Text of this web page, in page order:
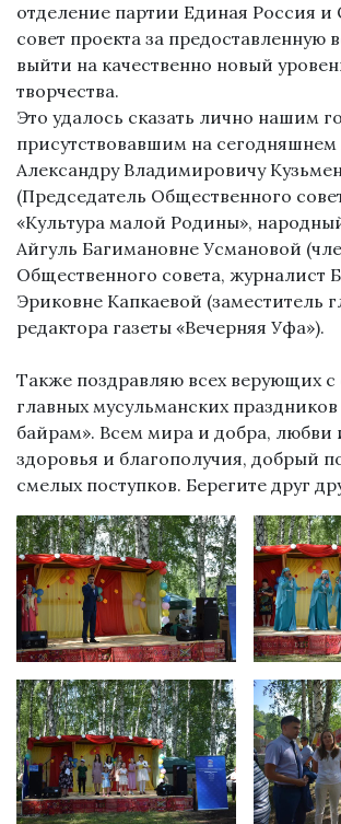
отделение партии Единая Россия
совет проекта за предоставленную
выйти на качественно новый
творчества.
Это удалось сказать лично нашим
присутствовавшим на
Александру Владимировичу
(Председатель Общественного
«Культура малой Родины»,
Айгуль Багимановне Усмановой
Общественного совета, журналист
Эриковне Капкаевой (заместитель
редактора газеты «Вечерняя Уфа»).
Также поздравляю всех верующих
главных мусульманских
байрам». Всем мира и добра, любви
здоровья и благополучия, добрый
смелых поступков. Берегите друг